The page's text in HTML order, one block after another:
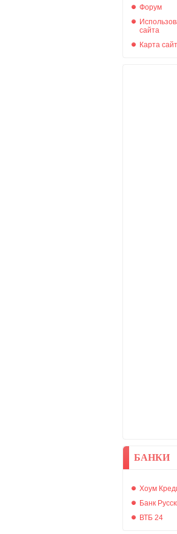
Форум
сайта
Карта
БАНКИ
Хоум
Банк
ВТБ 24